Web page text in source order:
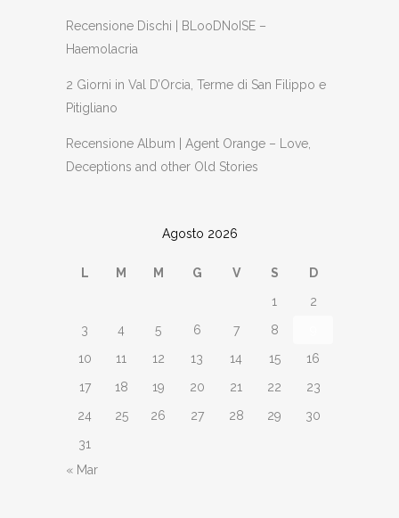
Recensione Dischi | BLooDNoISE –
Haemolacria
2 Giorni in Val D’Orcia, Terme di San Filippo e
Pitigliano
Recensione Album | Agent Orange – Love,
Deceptions and other Old Stories
Agosto 2026
L M M G V S
D
1
2
3
4 5 6 7 8
10
11 12 13 14 15
16
17
18 19 20 21 22
23
24
25 26 27 28 29
30
31
« Mar